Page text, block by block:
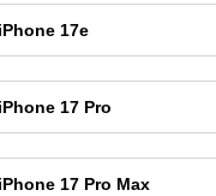
iPhone 17e
iPhone 17 Pro
iPhone 17 Pro Max